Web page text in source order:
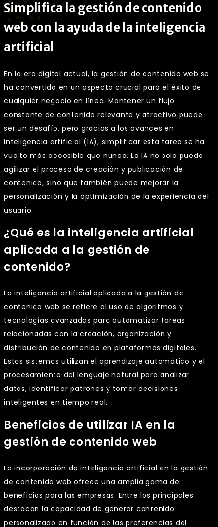
Simplifica la gestión de contenido
web con la ayuda de la inteligencia
artificial
En la era digital actual, la gestión de contenido web se
ha convertido en un aspecto crucial para el éxito de
cualquier negocio en línea. Mantener un flujo
constante de contenido relevante y atractivo puede
ser un desafío, pero gracias a los avances en
inteligencia artificial (IA), simplificar esta tarea se ha
vuelto más accesible que nunca. La IA no solo puede
agilizar el proceso de creación y publicación de
contenido, sino que también puede mejorar la
personalización y la optimización de la experiencia del
usuario.
¿Qué es la inteligencia artificial
aplicada a la gestión de
contenido?
La inteligencia artificial aplicada a la gestión de
contenido web se refiere al uso de algoritmos y
tecnologías avanzadas para automatizar tareas
relacionadas con la creación, organización y
distribución de contenido en plataformas digitales.
Estos sistemas utilizan el aprendizaje automático y el
procesamiento del lenguaje natural para analizar
datos, identificar patrones y tomar decisiones
inteligentes en tiempo real.
Beneficios de utilizar IA en la
gestión de contenido web
La incorporación de inteligencia artificial en la gestión
de contenido web ofrece una amplia gama de
beneficios para las empresas. Entre los principales
destacan la capacidad de generar contenido
personalizado en función de las preferencias del